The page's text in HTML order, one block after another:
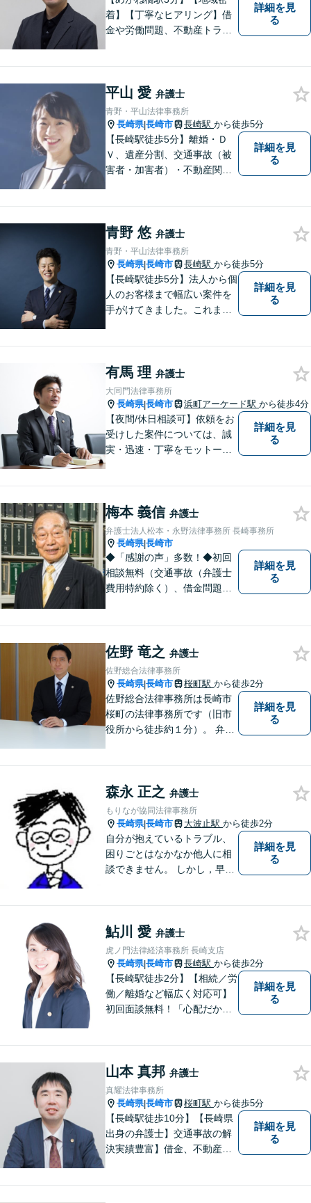
着】【丁寧なヒアリング】借
金や労働問題、不動産トラブ
ちと希望をしっかりと受け止
めます。どうぞお気軽にお話
しください。【電話・メー
ル・WEB相談可】
詳細を見
る
平山 愛 弁護士
青野・平山法律事務所
長崎県|長崎市 長崎駅 から徒歩5分
【長崎駅徒歩5分】離婚・Ｄ
Ｖ、遺産分割、交通事故（被
害者・加害者）・不動産関連
詳細を見
る
青野 悠 弁護士
青野・平山法律事務所
長崎県|長崎市 長崎駅 から徒歩5分
【長崎駅徒歩5分】法人から個
人のお客様まで幅広い案件を
手がけてきました。これまで
詳細を見
る
有馬 理 弁護士
大同門法律事務所
長崎県|長崎市 浜町アーケード駅 から徒歩4分
【夜間/休日相談可】依頼をお
受けした案件については、誠
実・迅速・丁寧をモットーに
談にお越しください。
詳細を見
る
梅本 義信 弁護士
弁護士法人松本・永野法律事務所 長崎事務所
長崎県|長崎市
◆「感謝の声」多数！◆初回
相談無料（交通事故（弁護士
費用特約除く）、借金問題、
～7年合計）
詳細を見
る
佐野 竜之 弁護士
佐野総合法律事務所
長崎県|長崎市 桜町駅 から徒歩2分
佐野総合法律事務所は長崎市
桜町の法律事務所です（旧市
役所から徒歩約１分）。 弁護
法テラスを利用しての無料相
談がご利用いただけます。 費
用の点も含めて、ご相談くだ
さい。
詳細を見
る
森永 正之 弁護士
もりなが協同法律事務所
長崎県|長崎市 大波止駅 から徒歩2分
自分が抱えているトラブル、
困りごとはなかなか他人に相
談できません。 しかし，早め
談してみませんか。
詳細を見
る
鮎川 愛 弁護士
虎ノ門法律経済事務所 長崎支店
長崎県|長崎市 長崎駅 から徒歩2分
【長崎駅徒歩2分】【相続／労
働／離婚など幅広く対応可】
初回面談無料！「心配だから
い。各種専門家と連携し、ス
ムーズな解決を目指します。
詳細を見
る
山本 真邦 弁護士
真耀法律事務所
長崎県|長崎市 桜町駅 から徒歩5分
【長崎駅徒歩10分】【長崎県
出身の弁護士】交通事故の解
決実績豊富】借金、不動産、
詳細を見
る